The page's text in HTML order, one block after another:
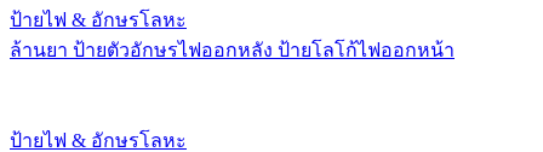
ป้ายไฟ & อักษรโลหะ
ล้านยา ป้ายตัวอักษรไฟออกหลัง ป้ายโลโก้ไฟออกหน้า
ป้ายไฟ & อักษรโลหะ